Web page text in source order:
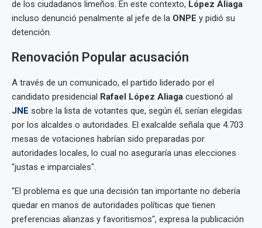
de los ciudadanos limeños. En este contexto, López Aliaga
incluso denunció penalmente al jefe de la ONPE y pidió su
detención.
Renovación Popular acusación
A través de un comunicado, el partido liderado por el
candidato presidencial Rafael López Aliaga cuestionó al
JNE sobre la lista de votantes que, según él, serían elegidas
por los alcaldes o autoridades. El exalcalde señala que 4.703
mesas de votaciones habrían sido preparadas por
autoridades locales, lo cual no aseguraría unas elecciones
"justas e imparciales".
"El problema es que una decisión tan importante no debería
quedar en manos de autoridades políticas que tienen
preferencias alianzas y favoritismos", expresa la publicación